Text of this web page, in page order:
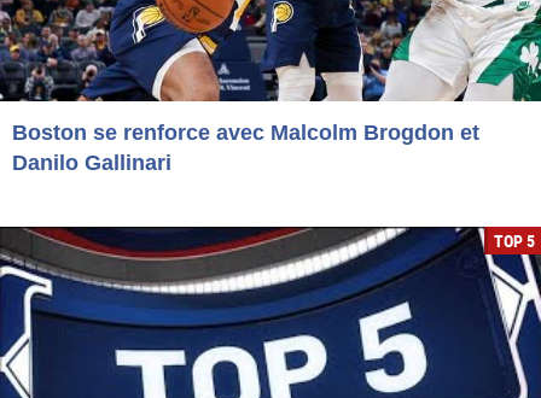
Boston se renforce avec Malcolm Brogdon et
Danilo Gallinari
TOP 5